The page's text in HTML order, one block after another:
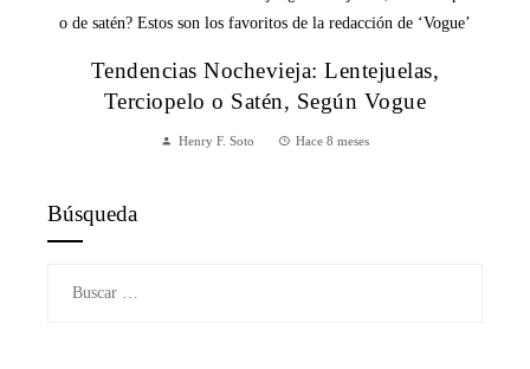
Tendencias Nochevieja: Lentejuelas,
Terciopelo o Satén, Según Vogue
Henry F. Soto Hace 8 meses
Búsqueda